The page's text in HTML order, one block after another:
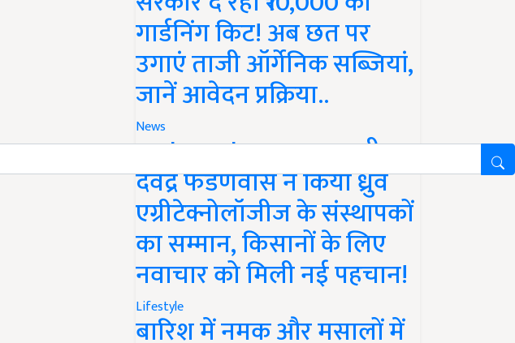
गार्डनिंग किट! अब छत पर
उगाएं ताजी ऑर्गेनिक सब्जियां,
जानें आवेदन प्रक्रिया..
News
Maharashtra News: सीएम
देवेंद्र फडणवीस ने किया ध्रुव
एग्रीटेक्नोलॉजीज के संस्थापकों
का सम्मान, किसानों के लिए
नवाचार को मिली नई पहचान!
Lifestyle
बारिश में नमक और मसालों में